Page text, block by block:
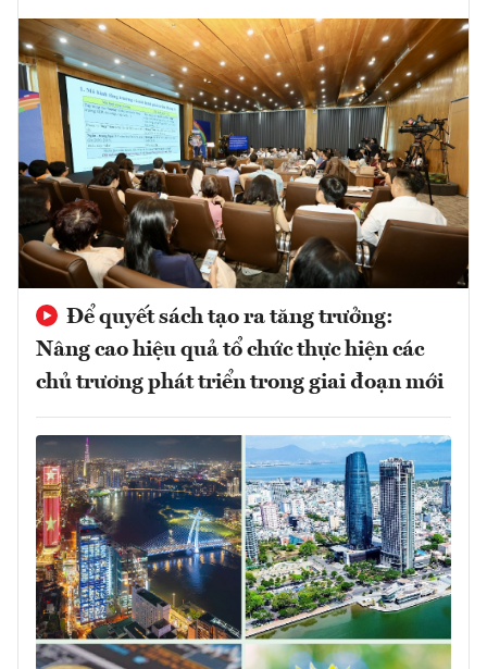
Để quyết sách tạo ra tăng trưởng:
Nâng cao hiệu quả tổ chức thực hiện các
chủ trương phát triển trong giai đoạn mới